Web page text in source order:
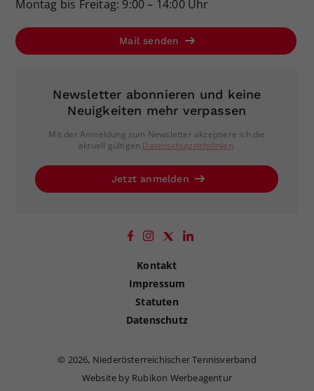
Montag bis Freitag: 9:00 – 14:00 Uhr
Mail senden
Newsletter abonnieren und keine
Neuigkeiten mehr verpassen
Mit der Anmeldung zum Newsletter akzeptiere ich die
aktuell gültigen Datenschutzrichtlinien.
Jetzt anmelden
Kontakt
Impressum
Statuten
Datenschutz
© 2026, Niederösterreichischer Tennisverband
Website by Rubikon Werbeagentur